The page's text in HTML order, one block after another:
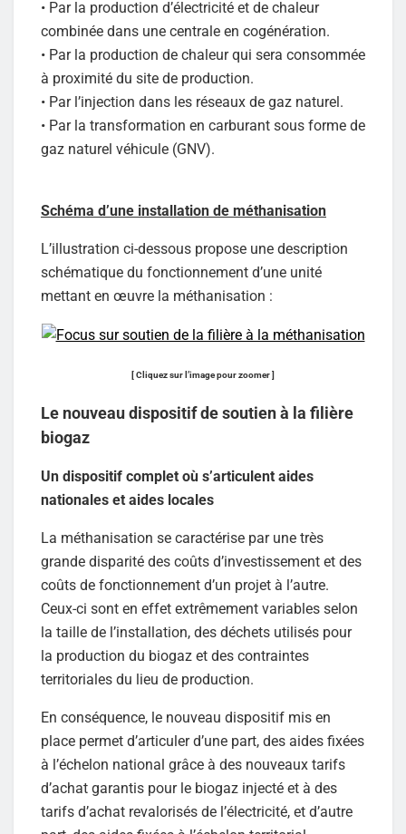
• Par la production d’électricité et de chaleur
combinée dans une centrale en cogénération.
• Par la production de chaleur qui sera consommée
à proximité du site de production.
• Par l’injection dans les réseaux de gaz naturel.
• Par la transformation en carburant sous forme de
gaz naturel véhicule (GNV).
Schéma d’une installation de méthanisation
L’illustration ci-dessous propose une description
schématique du fonctionnement d’une unité
mettant en œuvre la méthanisation :
[ Cliquez sur l’image pour zoomer ]
Le nouveau dispositif de soutien à la filière
biogaz
Un dispositif complet où s’articulent aides
nationales et aides locales
La méthanisation se caractérise par une très
grande disparité des coûts d’investissement et des
coûts de fonctionnement d’un projet à l’autre.
Ceux-ci sont en effet extrêmement variables selon
la taille de l’installation, des déchets utilisés pour
la production du biogaz et des contraintes
territoriales du lieu de production.
En conséquence, le nouveau dispositif mis en
place permet d’articuler d’une part, des aides fixées
à l’échelon national grâce à des nouveaux tarifs
d’achat garantis pour le biogaz injecté et à des
tarifs d’achat revalorisés de l’électricité, et d’autre